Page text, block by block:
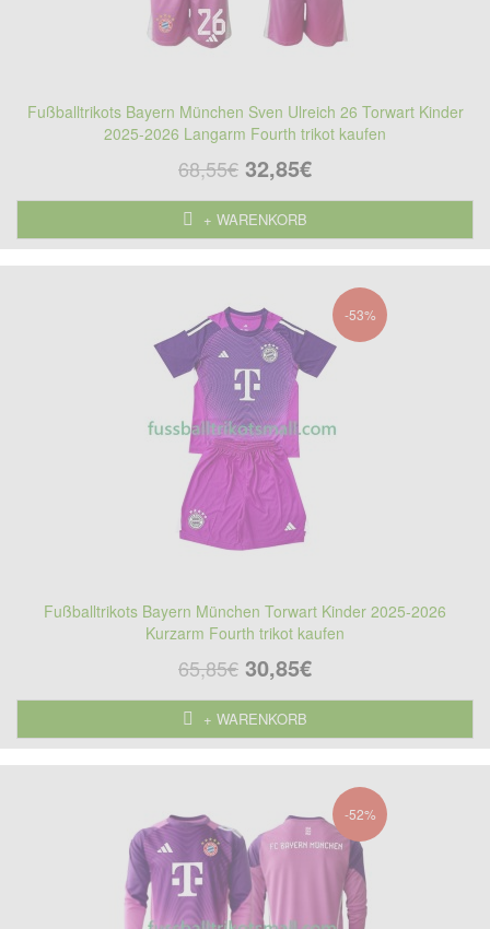
Fußballtrikots Bayern München Sven Ulreich 26 Torwart Kinder
2025-2026 Langarm Fourth trikot kaufen
68,55€ 32,85€
+ WARENKORB
-53%
Fußballtrikots Bayern München Torwart Kinder 2025-2026
Kurzarm Fourth trikot kaufen
65,85€ 30,85€
+ WARENKORB
-52%